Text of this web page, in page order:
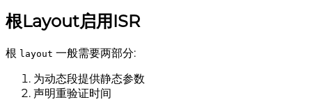
根Layout启用ISR
根 layout 一般需要两部分:
为动态段提供静态参数
声明重验证时间